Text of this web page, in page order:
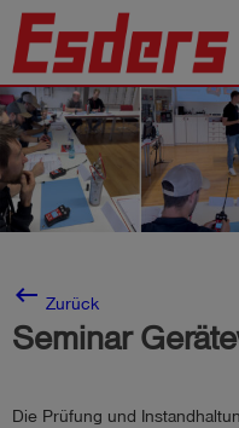
Produkte
Wissen
Support
Karriere
keyboard_backspace Zurück
Seminar
Die Prüfung und